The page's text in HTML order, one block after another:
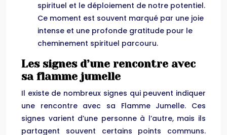
spirituel et le déploiement de notre potentiel.
Ce moment est souvent marqué par une joie
intense et une profonde gratitude pour le
cheminement spirituel parcouru.
Les signes d’une rencontre avec
sa flamme jumelle
Il existe de nombreux signes qui peuvent indiquer
une rencontre avec sa Flamme Jumelle. Ces
signes varient d’une personne à l’autre, mais ils
partagent souvent certains points communs.